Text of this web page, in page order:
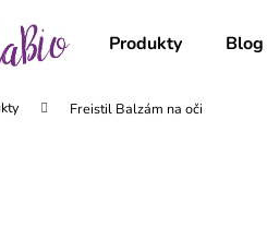
Produkty Blog
Freistil Balzám na oči